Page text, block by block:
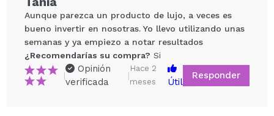
duraderas.
Tono uniforme y luminoso: Combate manchas y
opacidad para un cutis más equilibrado.
Absorción optimizada: Potencia la eficacia de tus
productos de cuidado facial.
Características Principales
Aunque parezca un producto de lujo, a veces es
bueno invertir en nosotras. Yo llevo utilizando unas
semanas y ya empiezo a notar resultados
¿Recomendarías su compra? Si
|
Opinión
verificada
|
Hace 2
meses
Útil
Responder